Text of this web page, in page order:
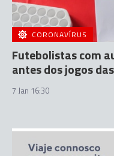
CORONAVÍRUS
Futebolistas com
antes dos jogos
7 Jan 16:30